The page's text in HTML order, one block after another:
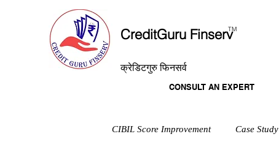
CreditGuru Finserv
TM
क्रेडिटगुरु फिनसर्व
CONSULT AN EXPERT
CIBIL Score Improvement Case Study